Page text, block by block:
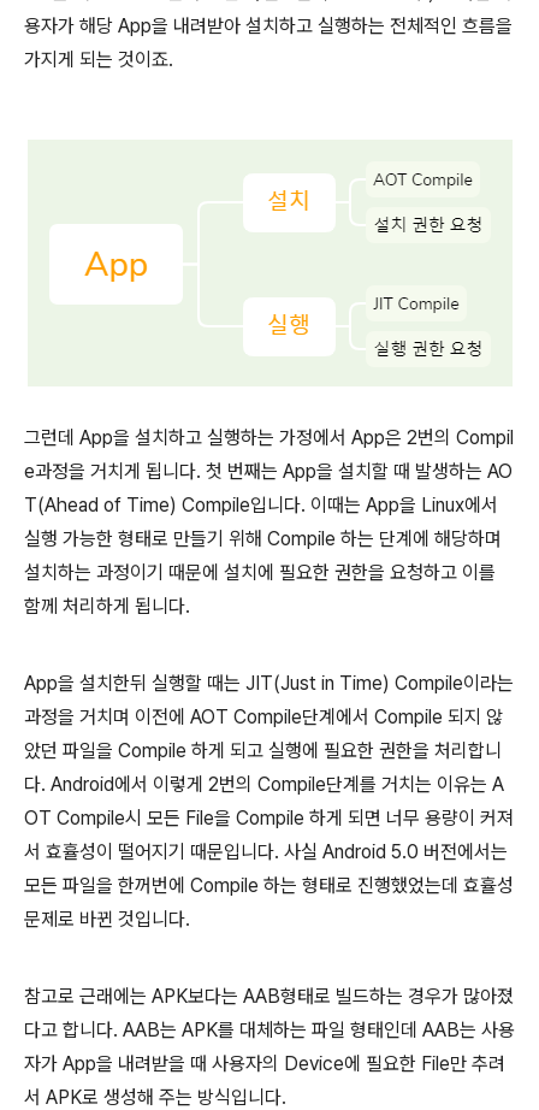
용자가 해당 App을 내려받아 설치하고 실행하는 전체적인 흐름을
가지게 되는 것이죠.
그런데 App을 설치하고 실행하는 가정에서 App은 2번의 Compil
e과정을 거치게 됩니다. 첫 번째는 App을 설치할 때 발생하는 AO
T(Ahead of Time) Compile입니다. 이때는 App을 Linux에서
실행 가능한 형태로 만들기 위해 Compile 하는 단계에 해당하며
설치하는 과정이기 때문에 설치에 필요한 권한을 요청하고 이를
함께 처리하게 됩니다.
App을 설치한뒤 실행할 때는 JIT(Just in Time) Compile이라는
과정을 거치며 이전에 AOT Compile단계에서 Compile 되지 않
았던 파일을 Compile 하게 되고 실행에 필요한 권한을 처리합니
다. Android에서 이렇게 2번의 Compile단계를 거치는 이유는 A
OT Compile시 모든 File을 Compile 하게 되면 너무 용량이 커져
서 효휼성이 떨어지기 때문입니다. 사실 Android 5.0 버전에서는
모든 파일을 한꺼번에 Compile 하는 형태로 진행했었는데 효휼성
문제로 바뀐 것입니다.
참고로 근래에는 APK보다는 AAB형태로 빌드하는 경우가 많아졌
다고 합니다. AAB는 APK를 대체하는 파일 형태인데 AAB는 사용
자가 App을 내려받을 때 사용자의 Device에 필요한 File만 추려
서 APK로 생성해 주는 방식입니다.